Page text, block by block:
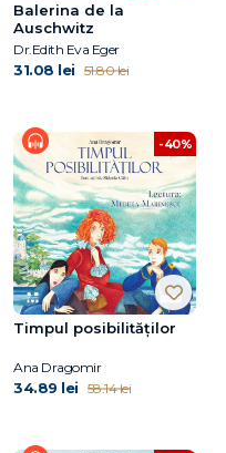
Balerina de la
Auschwitz
Dr.Edith Eva Eger
31.08 lei 51.80 lei
-40%
Timpul posibilităților
Ana Dragomir
34.89 lei 58.14 lei